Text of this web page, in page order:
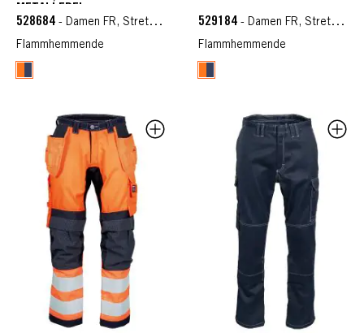
528684 - Damen FR, Stretch FR, Zenith
Flammhemmende
529184 - Damen FR, Stretch FR, Zenith
Flammhemmende